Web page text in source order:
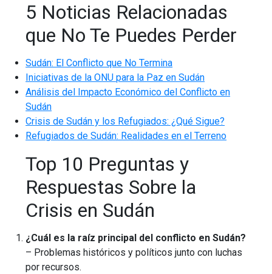
5 Noticias Relacionadas
que No Te Puedes Perder
Sudán: El Conflicto que No Termina
Iniciativas de la ONU para la Paz en Sudán
Análisis del Impacto Económico del Conflicto en
Sudán
Crisis de Sudán y los Refugiados: ¿Qué Sigue?
Refugiados de Sudán: Realidades en el Terreno
Top 10 Preguntas y
Respuestas Sobre la
Crisis en Sudán
¿Cuál es la raíz principal del conflicto en Sudán?
– Problemas históricos y políticos junto con luchas
por recursos.